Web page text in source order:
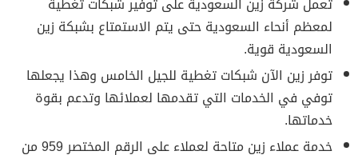
لمعظم أنحاء السعودية حتى يتم الاستمتاع بشبكة زين
السعودية قوية.
توفر زين الآن شبكات تغطية للجيل الخامس وهذا يجعلها
توفي في الخدمات التي تقدمها لعملائها وتدعم بقوة
خدماتها.
خدمة عملاء زين متاحة لعملاء على الرقم المختصر 959 من